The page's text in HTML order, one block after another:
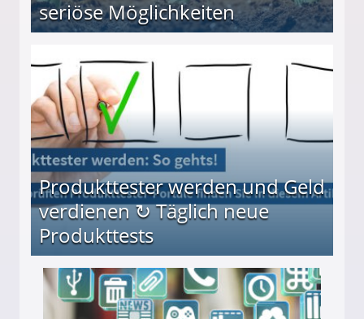
seriöse Möglichkeiten
Produkttester werden und Geld
verdienen ↻ Täglich neue
Produkttests
↻ Täglich neue Produkttests